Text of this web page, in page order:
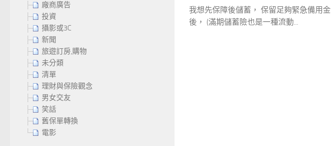
我想先保障後儲蓄， 保留足夠緊急備用金
後， (滿期儲蓄險也是一種流動...
廠商廣告
投資
攝影或3C
新聞
旅遊訂房,購物
未分類
清單
理財與保險觀念
男女交友
笑話
舊保單轉換
電影